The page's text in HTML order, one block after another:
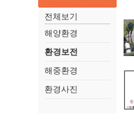
전체보기
해양환경
환경보전
해중환경
환경사진